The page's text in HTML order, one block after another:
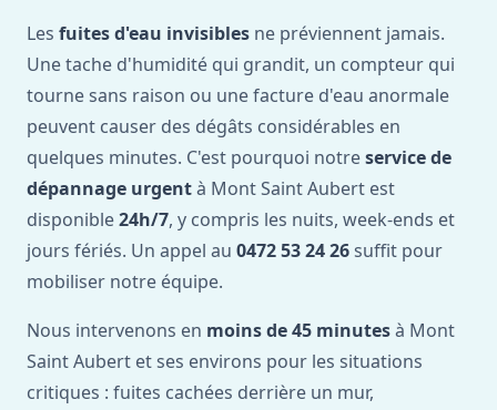
Les fuites d'eau invisibles ne préviennent jamais.
Une tache d'humidité qui grandit, un compteur qui
tourne sans raison ou une facture d'eau anormale
peuvent causer des dégâts considérables en
quelques minutes. C'est pourquoi notreservice de
dépannage urgentà Mont Saint Aubert est
disponible24h/7, y compris les nuits, week-ends et
jours fériés. Un appel au 0472 53 24 26 suffit pour
mobiliser notre équipe.
Nous intervenons en moins de 45 minutesà Mont
Saint Aubert et ses environs pour les situations
critiques : fuites cachées derrière un mur,